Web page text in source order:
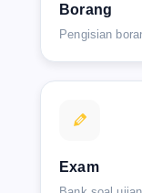
Borang
Pengisian
Exam